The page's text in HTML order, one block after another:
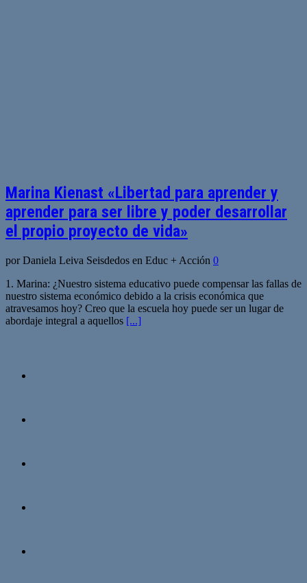
Marina Kienast «Libertad para aprender y
aprender para ser libre y poder desarrollar
el propio proyecto de vida»
por Daniela Leiva Seisdedos en Educ + Acción 0
1. Marina: ¿Nuestro sistema educativo puede compensar las fallas de
nuestro sistema económico debido a la crisis económica que
atravesamos hoy? Creo que la escuela hoy puede ser un lugar de
abordaje integral a aquellos [...]